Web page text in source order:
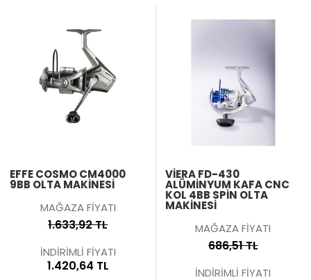
EFFE COSMO CM4000
9BB OLTA MAKINESI
MAĞAZA FİYATI
1.633,92 TL
İNDİRİMLİ FİYATI
1.420,64 TL
VIERA FD-430
ALÜMINYUM KAFA CNC
KOL 4BB SPIN OLTA
MAKINESI
MAĞAZA FİYATI
686,51 TL
İNDİRİMLİ FİYATI